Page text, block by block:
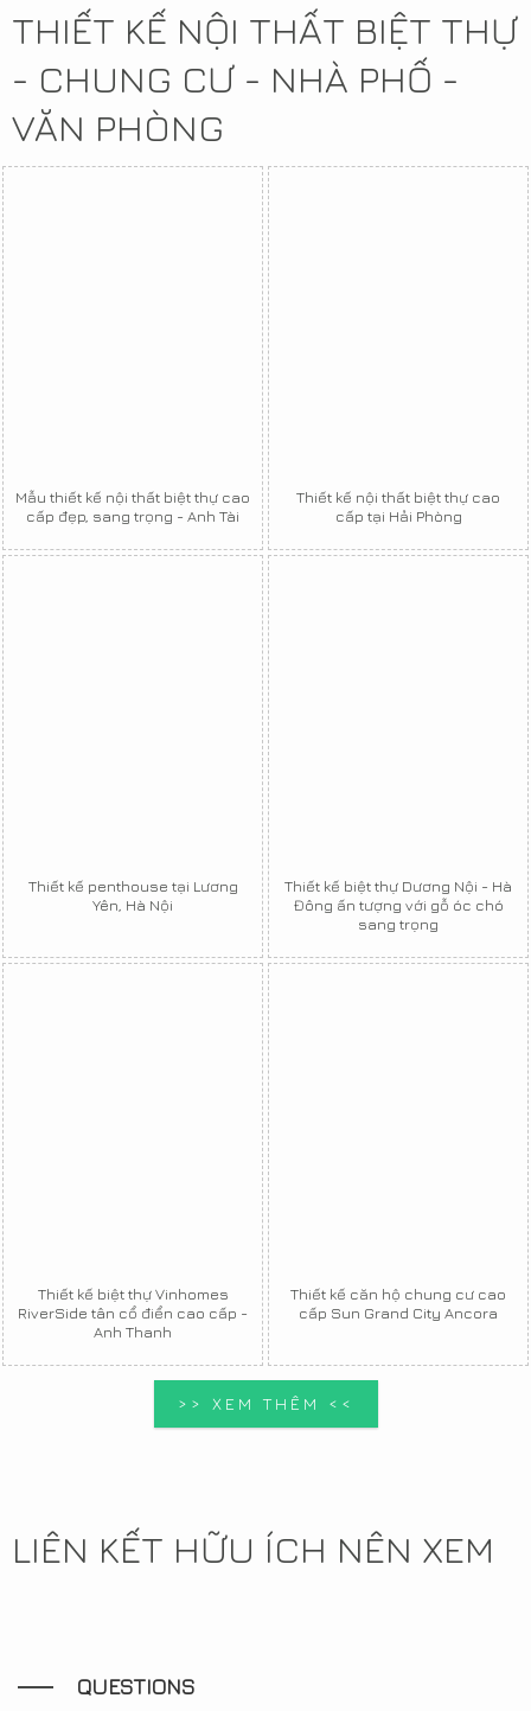
THIẾT KẾ NỘI THẤT BIỆT THỰ
- CHUNG CƯ - NHÀ PHỐ -
VĂN PHÒNG
Mẫu thiết kế nội thất biệt thự cao
cấp đẹp, sang trọng - Anh Tài
Thiết kế nội thất biệt thự cao
cấp tại Hải Phòng
Thiết kế penthouse tại Lương
Yên, Hà Nội
Thiết kế biệt thự Dương Nội - Hà
Đông ấn tượng với gỗ óc chó
sang trọng
Thiết kế biệt thự Vinhomes
RiverSide tân cổ điển cao cấp -
Anh Thanh
Thiết kế căn hộ chung cư cao
cấp Sun Grand City Ancora
>> XEM THÊM <<
LIÊN KẾT HỮU ÍCH NÊN XEM
QUESTIONS